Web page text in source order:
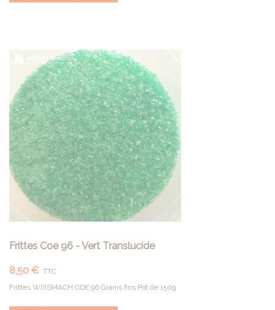
Frittes Coe 96 - Vert Translucide
8,50 € TTC
Frittes WISSMACH COE 96 Grains fins Pot de 150g